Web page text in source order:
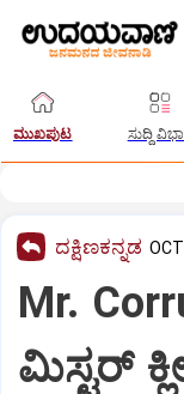
ಮುಖಪುಟ ಸುದ್ದಿ
ದಕ್ಷಿಣಕನ್ನಡ
Mr.
ಮಿಸ್ಟರ್‌